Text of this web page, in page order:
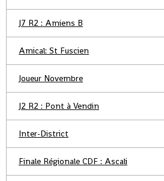
J7 R2 : Amiens B
Amical: St Fuscien
Joueur Novembre
J2 R2 : Pont à Vendin
Inter-District
Finale Régionale CDF : Ascali